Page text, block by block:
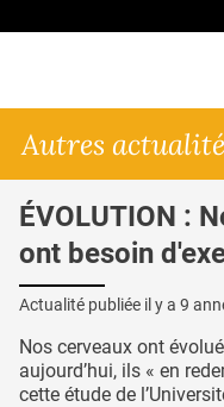
Autres
ÉVOLUTION :
ont besoin
Actualité publiée il y a 9
Nos cerveaux ont
aujourd’hui, ils « en
cette étude de